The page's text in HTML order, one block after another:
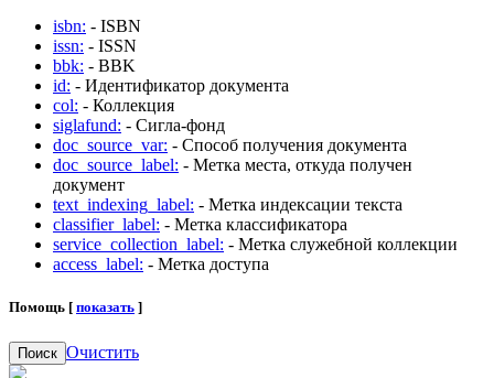
isbn: - ISBN
issn: - ISSN
bbk: - BBK
id: - Идентификатор документа
col: - Коллекция
siglafund: - Сигла-фонд
doc_source_var: - Способ получения документа
doc_source_label: - Метка места, откуда получен
документ
text_indexing_label: - Метка индексации текста
classifier_label: - Метка классификатора
service_collection_label: - Метка служебной коллекции
access_label: - Метка доступа
Помощь [ показать ]
Поиск Очистить